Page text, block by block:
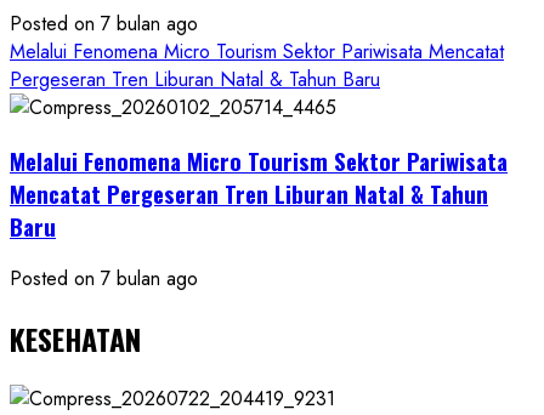
Posted on 7 bulan ago
Melalui Fenomena Micro Tourism Sektor Pariwisata Mencatat
Pergeseran Tren Liburan Natal & Tahun Baru
Melalui Fenomena Micro Tourism Sektor Pariwisata
Mencatat Pergeseran Tren Liburan Natal & Tahun
Baru
Posted on 7 bulan ago
KESEHATAN